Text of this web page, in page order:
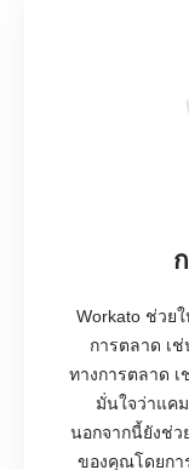
Workato ช่วย
การตลาด เ
ทางการตลาด เ
มั่นใจว่าแค
นอกจากนี้ยังช่
ของคุณโดยกา